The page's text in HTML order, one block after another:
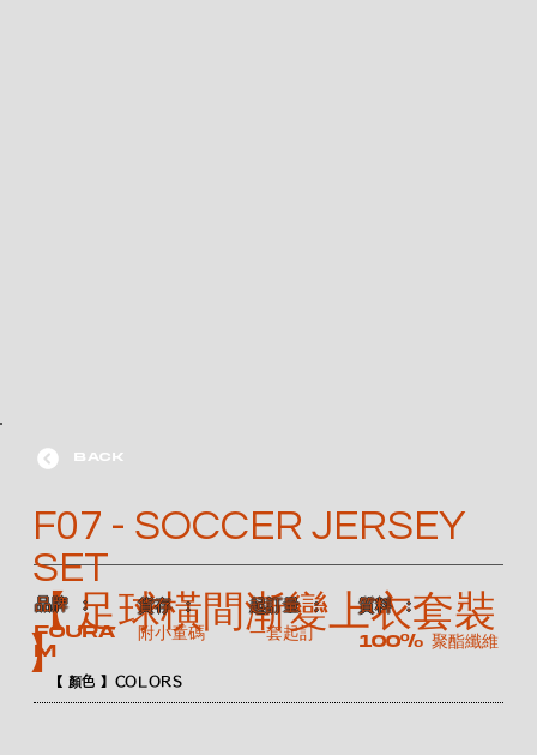
【 顏色 】COLORS
BACK
F07 - SOCCER JERSEY
SET
【 足球橫間漸變上衣套裝
】
​品牌 ：
FOURA
M
​貨存 ：
附小童碼
​起訂量 ：
一套起訂
​質料 ：
100% 聚酯纖維